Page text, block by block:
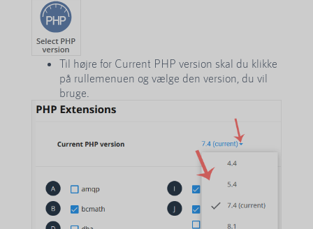
Til højre for Current PHP version skal du klikke
på rullemenuen og vælge den version, du vil
bruge.